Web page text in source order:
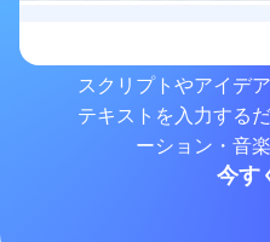
スクリプトやアイデ
テキストを入力する
ーション・音
今す